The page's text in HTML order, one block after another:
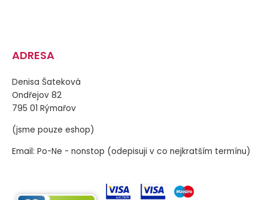
ADRESA
Denisa Šateková
Ondřejov 82
795 01 Rýmařov
(jsme pouze eshop)
Email: Po-Ne - nonstop (odepisuji v co nejkratším termínu)